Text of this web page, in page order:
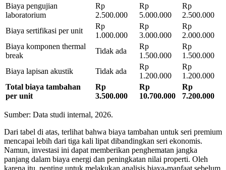
Biaya pengujian
laboratorium
Rp
2.500.000
Rp
5.000.000
Rp
2.500.000
Biaya sertifikasi per unit
Rp
1.000.000
Rp
3.000.000
Rp
2.000.000
Biaya komponen thermal
break
Tidak ada
Rp
1.500.000
Rp
1.500.000
Biaya lapisan akustik
Tidak ada
Rp
1.200.000
Rp
1.200.000
Total biaya tambahan
per unit
Rp
3.500.000
Rp
10.700.000
Rp
7.200.000
Sumber: Data studi internal, 2026.
Dari tabel di atas, terlihat bahwa biaya tambahan untuk seri premium
mencapai lebih dari tiga kali lipat dibandingkan seri ekonomis.
Namun, investasi ini dapat memberikan penghematan jangka
panjang dalam biaya energi dan peningkatan nilai properti. Oleh
karena itu, penting untuk melakukan analisis biaya-manfaat sebelum